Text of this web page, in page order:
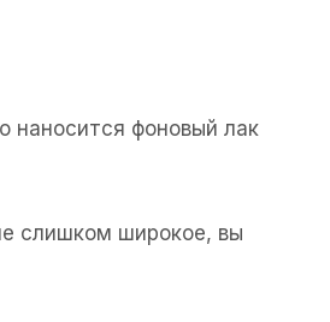
наносится фоновый лак
слишком широкое, вы